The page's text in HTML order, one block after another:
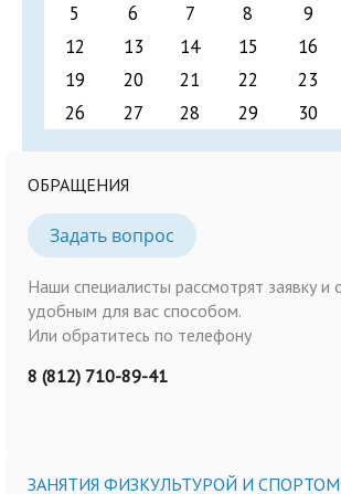
5
6 7 8 9
12
13 14 15 16
19
20 21 22 23
26
27 28 29 30
ОБРАЩЕНИЯ
Задать вопрос
Наши специалисты рассмотрят заявку и
удобным для вас способом.
Или обратитесь по телефону
8 (812) 710-89-41
ЗАНЯТИЯ ФИЗКУЛЬТУРОЙ И